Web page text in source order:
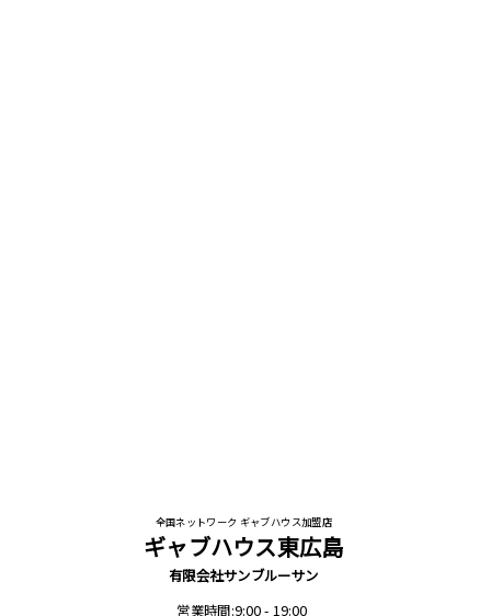
全国ネットワーク ギャブハウス加盟店
ギャブハウス東広島
有限会社サンブルーサン
営業時間:9:00 - 19:00